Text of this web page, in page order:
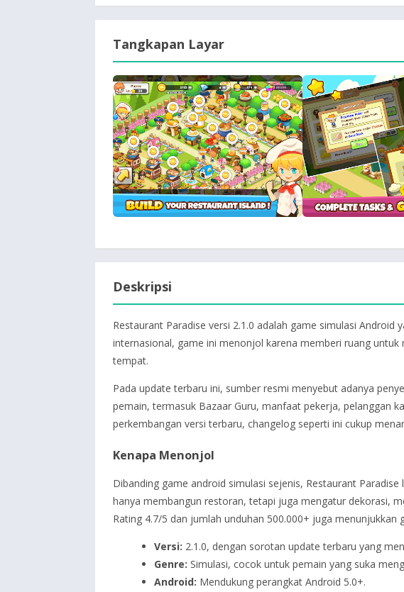
Tangkapan Layar
Deskripsi
Restaurant Paradise versi 2.1.0 adalah game simulasi
internasional, game ini menonjol karena memberi ruang
tempat.
Pada update terbaru ini, sumber resmi menyebut adanya
pemain, termasuk Bazaar Guru, manfaat pekerja, pelanggan
perkembangan versi terbaru, changelog seperti ini cukup
Kenapa Menonjol
Dibanding game android simulasi sejenis, Restaurant
hanya membangun restoran, tetapi juga mengatur dekorasi,
Rating 4.7/5 dan jumlah unduhan 500.000+ juga menunjukkan
Versi: 2.1.0, dengan sorotan update terbaru yang
Genre: Simulasi, cocok untuk pemain yang suka
Android: Mendukung perangkat Android 5.0+.